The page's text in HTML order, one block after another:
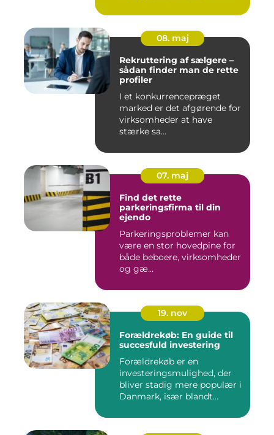
08. maj
Rekruttering af sælgere –
sådan finder man de rette
profiler
I et konkurrencepræget
marked er det afgørende for
virksomheder at have
stærke sa...
07. maj
Find det rette
parkeringsfirma til din
ejendo
Parkeringsproblemer kan
være en stor hovedpine for
både beboere, virksomheder
og gæ...
19. nov
Forældrekøb: En guide til
succesfuld investering
Forældrekøb er en
investeringsmulighed, der
bliver stadig mere populær i
Danmark, især blandt